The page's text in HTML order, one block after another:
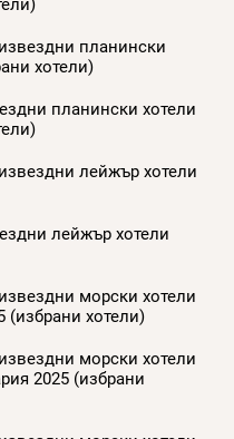
планински
хотели)
планински хотели
лейжър хотели
лейжър хотели
морски хотели
(избрани хотели)
морски хотели
2025 (избрани